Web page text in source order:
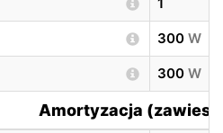
300 W
300 W
Amortyzacja